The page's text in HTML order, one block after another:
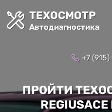
ТЕХОСМОТР
Автодиагностика
+7 (915)
ПРОЙТИ